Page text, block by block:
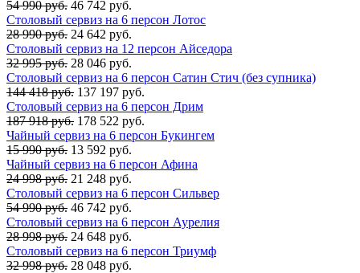
54 990 руб. 46 742 руб.
Столовый сервиз на 6 персон Лотос
28 990 руб. 24 642 руб.
Столовый сервиз на 12 персон Айседора
32 995 руб. 28 046 руб.
Столовый сервиз на 6 персон Сатин Стич (без супника)
144 418 руб. 137 197 руб.
Столовый сервиз на 6 персон Дрим
187 918 руб. 178 522 руб.
Чайный сервиз на 6 персон Букингем
15 990 руб. 13 592 руб.
Чайный сервиз на 6 персон Афина
24 998 руб. 21 248 руб.
Столовый сервиз на 6 персон Сильвер
54 990 руб. 46 742 руб.
Столовый сервиз на 6 персон Аурелия
28 998 руб. 24 648 руб.
Столовый сервиз на 6 персон Триумф
32 998 руб. 28 048 руб.